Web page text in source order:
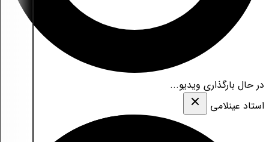
در حال بارگذاری ویدیو...
استاد عینلامی